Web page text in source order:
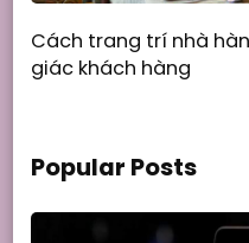
Cách trang trí nhà
giác khách hàng
Popular Posts